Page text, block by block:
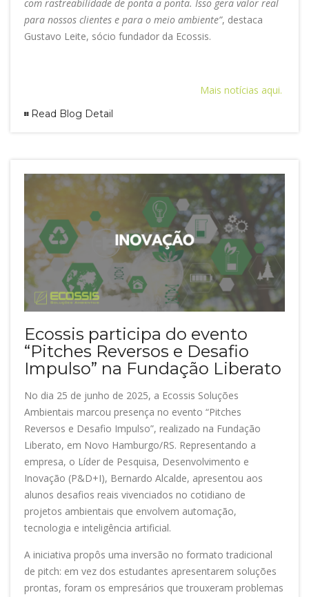
com rastreabilidade de ponta a ponta. Isso gera valor real
para nossos clientes e para o meio ambiente”, destaca
Gustavo Leite, sócio fundador da Ecossis.
Mais notícias aqui.
Read Blog Detail
Ecossis participa do evento
“Pitches Reversos e Desafio
Impulso” na Fundação Liberato
No dia 25 de junho de 2025, a Ecossis Soluções
Ambientais marcou presença no evento “Pitches
Reversos e Desafio Impulso”, realizado na Fundação
Liberato, em Novo Hamburgo/RS. Representando a
empresa, o Líder de Pesquisa, Desenvolvimento e
Inovação (P&D+I), Bernardo Alcalde, apresentou aos
alunos desafios reais vivenciados no cotidiano de
projetos ambientais que envolvem automação,
tecnologia e inteligência artificial.
A iniciativa propôs uma inversão no formato tradicional
de pitch: em vez dos estudantes apresentarem soluções
prontas, foram os empresários que trouxeram problemas